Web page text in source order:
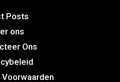
Posts
ons
Ons